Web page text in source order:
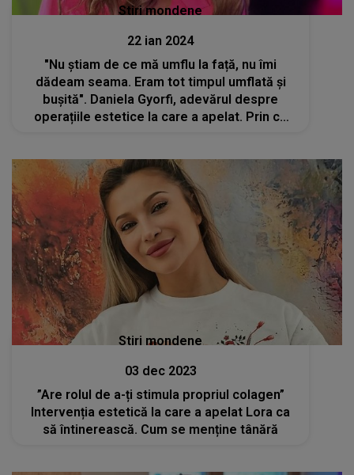
Stiri mondene
22 ian 2024
"Nu știam de ce mă umflu la față, nu îmi
dădeam seama. Eram tot timpul umflată și
bușită". Daniela Gyorfi, adevărul despre
operațiile estetice la care a apelat. Prin ce
Stiri mondene
03 dec 2023
”Are rolul de a-ți stimula propriul colagen”
Intervenția estetică la care a apelat Lora ca
să întinerească. Cum se menține tânără